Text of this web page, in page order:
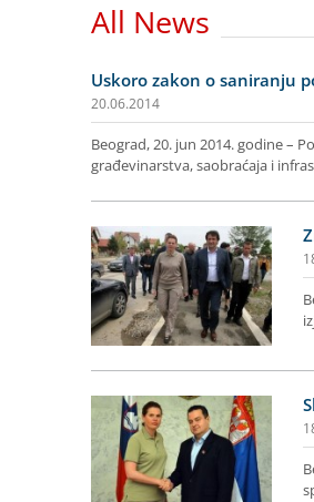
All News
Uskoro zakon o saniranju
20.06.2014
Beograd, 20. jun 2014. godine –
građevinarstva, saobraćaja i